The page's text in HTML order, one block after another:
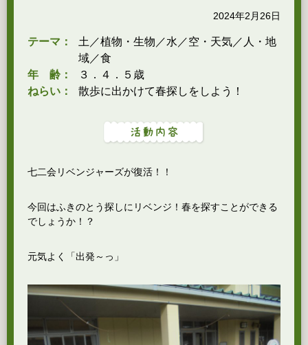
2024年2月26日
テーマ：
土／植物・生物／水／空・天気／人・地
域／食
年 齢：
３．４．５歳
ねらい：
散歩に出かけて春探しをしよう！
七二会リベンジャーズが復活！！
今回はふきのとう探しにリベンジ！春を探すことができる
でしょうか！？
元気よく「出発～っ」